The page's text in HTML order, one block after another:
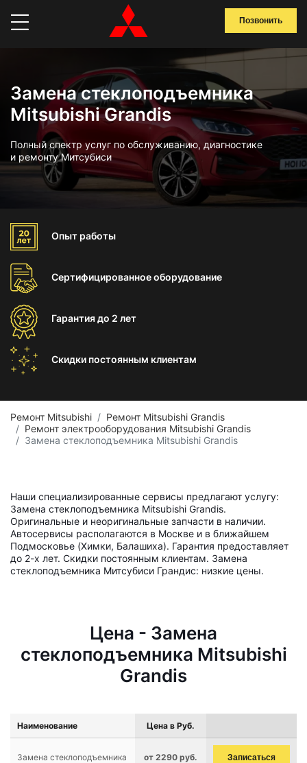
Позвонить
Замена стеклоподъемника
Mitsubishi Grandis
Полный спектр услуг по обслуживанию, диагностике
и ремонту Митсубиси
Опыт работы
Сертифицированноеоборудование
Гарантиядо 2 лет
Скидки постоянным клиентам
Ремонт Mitsubishi
Ремонт Mitsubishi Grandis
Ремонт электрооборудования Mitsubishi Grandis
Замена стеклоподъемника Mitsubishi Grandis
Наши специализированные сервисы предлагают услугу:
Замена стеклоподъемника Mitsubishi Grandis.
Оригинальные и неоригинальные запчасти в наличии.
Автосервисы располагаются в Москве и в ближайшем
Подмосковье (Химки, Балашиха). Гарантия предоставляет
до 2-х лет. Скидки постоянным клиентам. Замена
стеклоподъемника Митсубиси Грандис: низкие цены.
Цена - Замена
стеклоподъемника Mitsubishi
Grandis
Наименование Цена в Руб.
Замена стеклоподъемника от 2290 руб. Записаться